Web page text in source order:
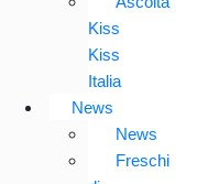
Kiss
Kiss
Italia
News
News
Freschi